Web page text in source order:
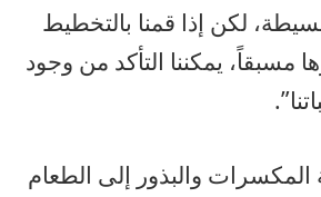
لكن إذا قمنا بالتخطيط
مسبقاً، يمكننا التأكد من وجود
والبذور إلى الطعام